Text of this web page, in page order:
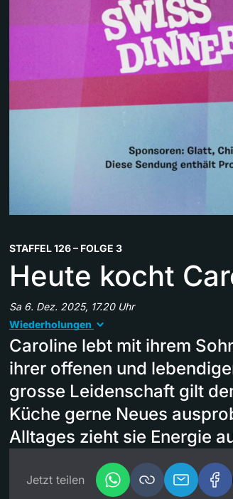
STAFFEL 126 – FOLGE 3
Heute kocht
Sa 6. Dez. 2025, 17.20 Uhr
Wiederholungen
Caroline lebt mit ihrem
ihrer offenen und
grosse Leidenschaft gilt
Küche gerne Neues
Alltages zieht sie Energie
Jetzt teilen